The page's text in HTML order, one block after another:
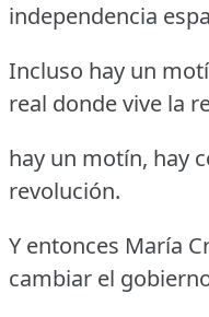
independencia
Incluso hay un
real donde vive la
hay un motín, hay
revolución.
Y entonces María
cambiar el